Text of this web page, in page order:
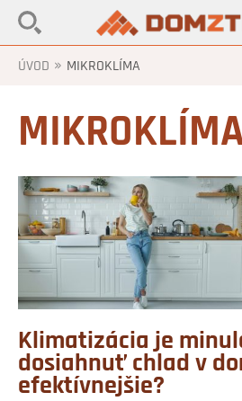
ÚVOD » MIKROKLÍMA
Klimatizácia je
dosiahnuť chlad v
efektívnejšie?